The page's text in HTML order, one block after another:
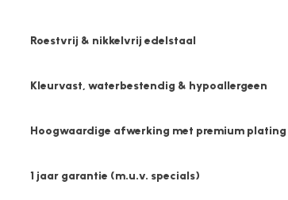
Roestvrij & nikkelvrij edelstaal
Kleurvast, waterbestendig & hypoallergeen
Hoogwaardige afwerking met premium plating
1 jaar garantie (m.u.v. specials)